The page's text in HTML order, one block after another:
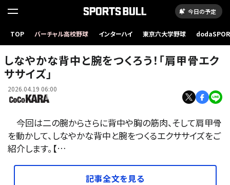
今日の予定
TOP バーチャル高校野球 インターハイ 東京六大学野球
しなやかな背中と腕をつくろう！「肩甲骨エク
ササイズ」
2026.04.19 06:00
今回は二の腕からさらに背中や胸の筋肉、そして肩甲骨
を動かして、しなやかな背中と腕をつくるエクササイズをご
紹介します。【…
記事全文を見る